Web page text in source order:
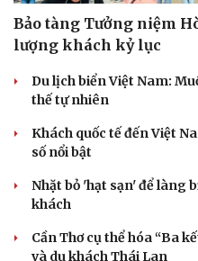
Bảo tàng Tưởng niệm
lượng khách kỷ lục
Du lịch biển Việt Nam:
thế tự nhiên
Khách quốc tế đến Việt
số nổi bật
Nhặt bỏ 'hạt sạn' để làng
khách
Cần Thơ cụ thể hóa “Ba
và du khách Thái Lan